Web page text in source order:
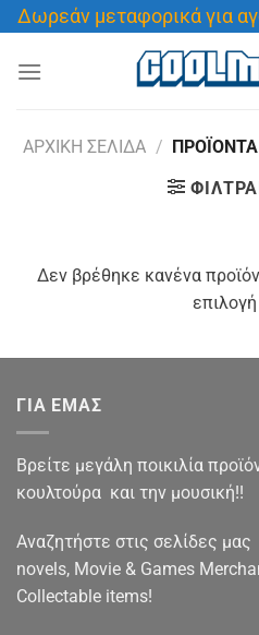
Μετάβαση
στο
περιεχόμενο
Δωρεάν μεταφορικά για
ΑΡΧΙΚΉ ΣΕΛΊΔΑ / ΠΡΟΪΌΝΤΑ
Δεν βρέθηκε κανένα
ΓΙΑ ΕΜΑΣ
Βρείτε μεγάλη ποικιλία
κουλτούρα και την μουσική!!
Αναζητήστε στις σελίδες
novels, Movie & Games
Collectable items!